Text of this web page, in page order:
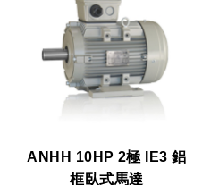
ANHH 10HP 2極 IE3 鋁
框臥式馬達